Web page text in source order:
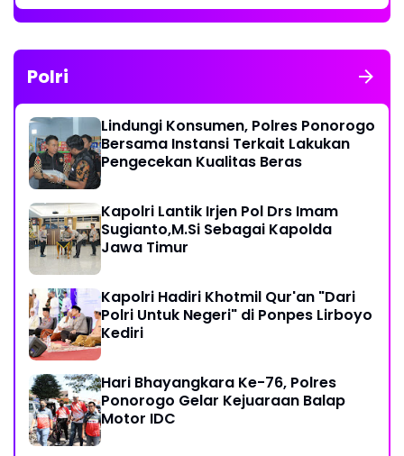
Polri
Lindungi Konsumen, Polres Ponorogo
Bersama Instansi Terkait Lakukan
Pengecekan Kualitas Beras
Kapolri Lantik Irjen Pol Drs Imam
Sugianto,M.Si Sebagai Kapolda
Jawa Timur
Kapolri Hadiri Khotmil Qur'an "Dari
Polri Untuk Negeri" di Ponpes Lirboyo
Kediri
Hari Bhayangkara Ke-76, Polres
Ponorogo Gelar Kejuaraan Balap
Motor IDC